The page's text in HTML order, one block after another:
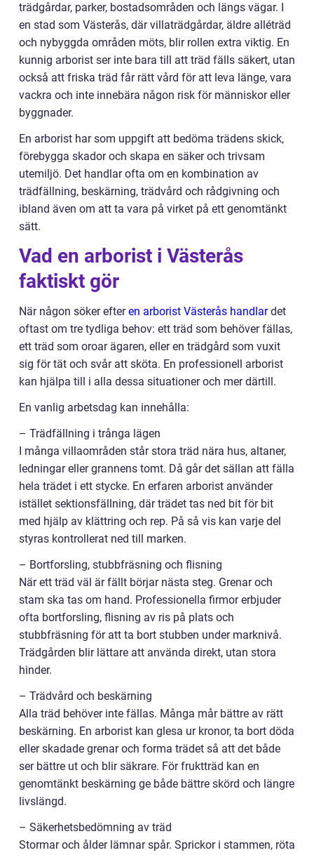
trädgårdar, parker, bostadsområden och längs vägar. I
en stad som Västerås, där villaträdgårdar, äldre alléträd
och nybyggda områden möts, blir rollen extra viktig. En
kunnig arborist ser inte bara till att träd fälls säkert, utan
också att friska träd får rätt vård för att leva länge, vara
vackra och inte innebära någon risk för människor eller
byggnader.
En arborist har som uppgift att bedöma trädens skick,
förebygga skador och skapa en säker och trivsam
utemiljö. Det handlar ofta om en kombination av
trädfällning, beskärning, trädvård och rådgivning och
ibland även om att ta vara på virket på ett genomtänkt
sätt.
Vad en arborist i Västerås
faktiskt gör
När någon söker efteren arborist Västerås handlardet
oftast om tre tydliga behov: ett träd som behöver fällas,
ett träd som oroar ägaren, eller en trädgård som vuxit
sig för tät och svår att sköta. En professionell arborist
kan hjälpa till i alla dessa situationer och mer därtill.
En vanlig arbetsdag kan innehålla:
– Trädfällning i trånga lägen
I många villaområden står stora träd nära hus, altaner,
ledningar eller grannens tomt. Då går det sällan att fälla
hela trädet i ett stycke. En erfaren arborist använder
istället sektionsfällning, där trädet tas ned bit för bit
med hjälp av klättring och rep. På så vis kan varje del
styras kontrollerat ned till marken.
– Bortforsling, stubbfräsning och flisning
När ett träd väl är fällt börjar nästa steg. Grenar och
stam ska tas om hand. Professionella firmor erbjuder
ofta bortforsling, flisning av ris på plats och
stubbfräsning för att ta bort stubben under marknivå.
Trädgården blir lättare att använda direkt, utan stora
hinder.
– Trädvård och beskärning
Alla träd behöver inte fällas. Många mår bättre av rätt
beskärning. En arborist kan glesa ur kronor, ta bort döda
eller skadade grenar och forma trädet så att det både
ser bättre ut och blir säkrare. För fruktträd kan en
genomtänkt beskärning ge både bättre skörd och längre
livslängd.
– Säkerhetsbedömning av träd
Stormar och ålder lämnar spår. Sprickor i stammen, röta